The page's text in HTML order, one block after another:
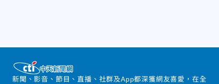
新聞、影音、節目、直播、社群及App都深獲網友喜愛，在全